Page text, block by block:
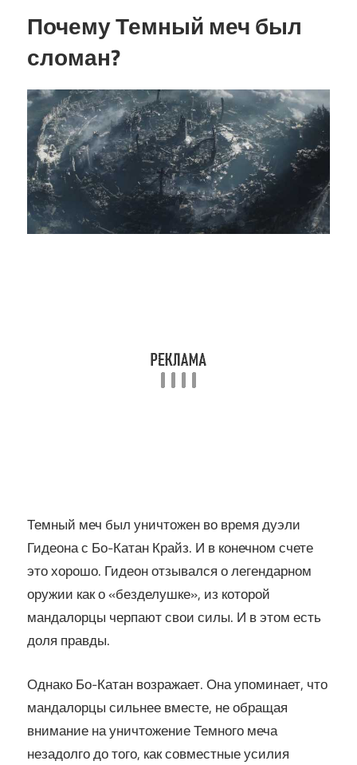
Почему Темный меч был
сломан?
Темный меч был уничтожен во время дуэли
Гидеона с Бо-Катан Крайз. И в конечном счете
это хорошо. Гидеон отзывался о легендарном
оружии как о «безделушке», из которой
мандалорцы черпают свои силы. И в этом есть
доля правды.
Однако Бо-Катан возражает. Она упоминает, что
мандалорцы сильнее вместе, не обращая
внимание на уничтожение Темного меча
незадолго до того, как совместные усилия